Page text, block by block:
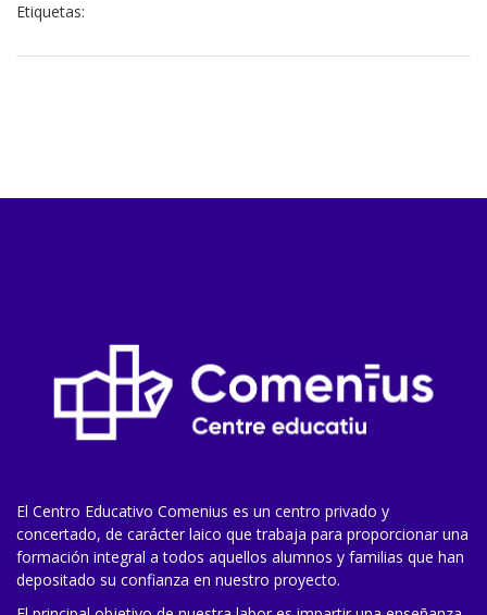
Etiquetas:
El Centro Educativo Comenius es un centro privado y
concertado, de carácter laico que trabaja para proporcionar una
formación integral a todos aquellos alumnos y familias que han
depositado su confianza en nuestro proyecto.